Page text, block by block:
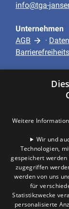
info@tga-
Unternehmen
AGB
·
Leistungen
Standort
Hürth
Weitere
Wir und
Technologien,
gespeichert
zugegriffen
werden von uns
für
Statistikzwecke
personalisierte